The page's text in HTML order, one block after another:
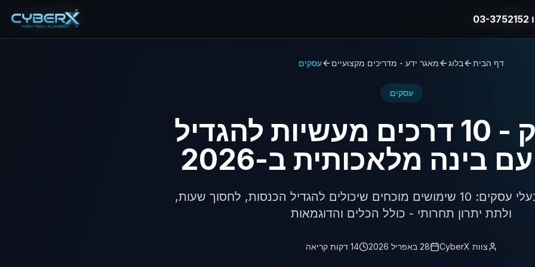
דלג לתוכן הראשידלג לתפריט
דף הבית בלוג מאגר ידע - מדריכים מקצועיים עסקים
עסקים
AI בעסק - 10 דרכים מעשיות להגדיל
בינה מלאכותית ב-2026
המדריך המעשי לבעלי עסקים: 10 שימושים מוכחים שיכולים להגדיל הכנסות, לחסוך שעות,
ולתת יתרון תחרותי - כולל הכלים והדוגמאות
צוות CyberX 28 באפריל 2026 14 דקות קריאה